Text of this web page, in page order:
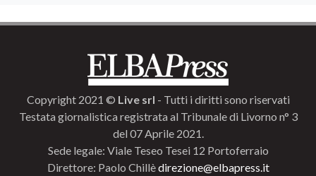
Copyright 2021 © Live srl - Tutti i diritti sono riservati
Testata giornalistica registrata al Tribunale di Livorno n° 3
del 07 Aprile 2021.
Sede legale: Viale Teseo Tesei 12 Portoferraio
Direttore: Paolo Chillèdirezione@elbapress.it